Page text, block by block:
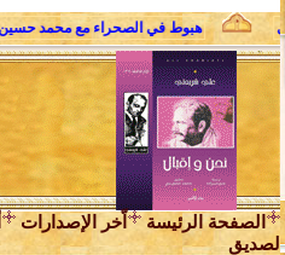
هبوط في الصحراء مع محمد
الصفحة الرئيسة اّخر الإصدارات
لصديق